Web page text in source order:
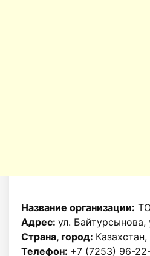
Название организации:
Адрес: ул. Байтурсынова,
Страна, город:
Телефон: +7 (7253) 96-